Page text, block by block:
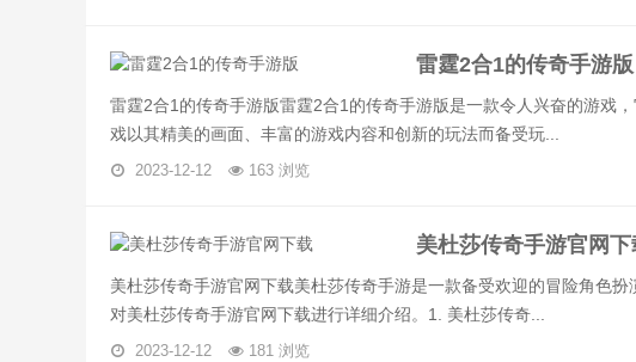
雷霆2合1的传奇手游版
雷霆2合1的传奇手游版雷霆2合1的传奇手游版是一款令人兴奋的游戏
戏以其精美的画面、丰富的游戏内容和创新的玩法而备受玩...
2023-12-12 163 浏览
美杜莎传奇手游官网下
美杜莎传奇手游官网下载美杜莎传奇手游是一款备受欢迎的冒险角色
对美杜莎传奇手游官网下载进行详细介绍。1. 美杜莎传奇...
2023-12-12 181 浏览